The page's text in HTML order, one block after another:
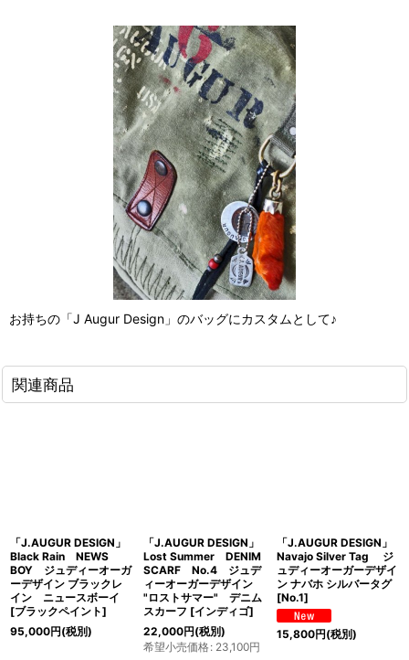
お持ちの「J Augur Design」のバッグにカスタムとして♪
関連商品
「J.AUGUR DESIGN」
Black Rain NEWS
BOY ジュディーオーガ
ーデザイン ブラックレ
イン ニュースボーイ
[ブラックペイント]
95,000円(税別)
「J.AUGUR DESIGN」
Lost Summer DENIM
SCARF No.4 ジュデ
ィーオーガーデザイン
"ロストサマー" デニム
スカーフ [インディゴ]
22,000円(税別)
希望小売価格: 23,100円
「J.AUGUR DESIGN」
Navajo Silver Tag ジ
ュディーオーガーデザイ
ン ナバホ シルバータグ
[No.1]
15,800円(税別)